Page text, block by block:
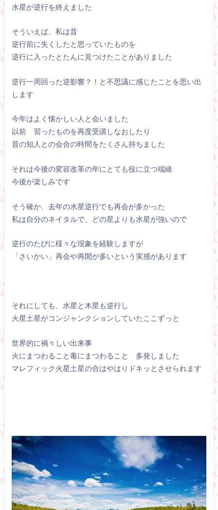
水星が逆行を終えました
そういえば、私は昔
逆行前に失くしたと思っていたものを
逆行に入ったとたんに見つけたことがありました
逆行一周回った逆影響？！と不思議に感じたことを思い出
します
今年はよく懐かしい人と会いました
以前 習ったものを再度受講しなおしたり
昔の知人との会合の時間をたくさん持ちました
それは今後の変容改革の年にとても役に立つ端緒
今後が楽しみです
そう確か、去年の水星逆行でも再会が多かった
私は自分のネイタルで、どの星よりも水星が強いので
逆行のたびに様々な現象を経験しますが
「さいかい」再会や再開が多いという実感があります
それにしても、水星と木星も逆行し
火星土星がコンジャンクションしていたここずっと
世界的に禍々しい出来事
火にまつわること毒にまつわること 多発しました
マレフィック火星土星の合はやはりドキッとさせられます